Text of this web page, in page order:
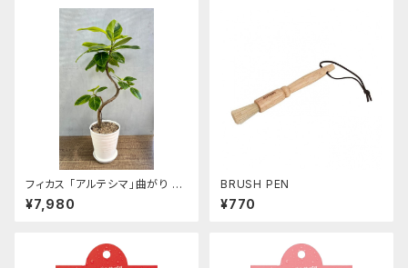
フィカス 「アルテシマ」曲がり K-
003 【送料無料】 [サイズ: 7号
鉢]
¥7,980
BRUSH PEN
¥770